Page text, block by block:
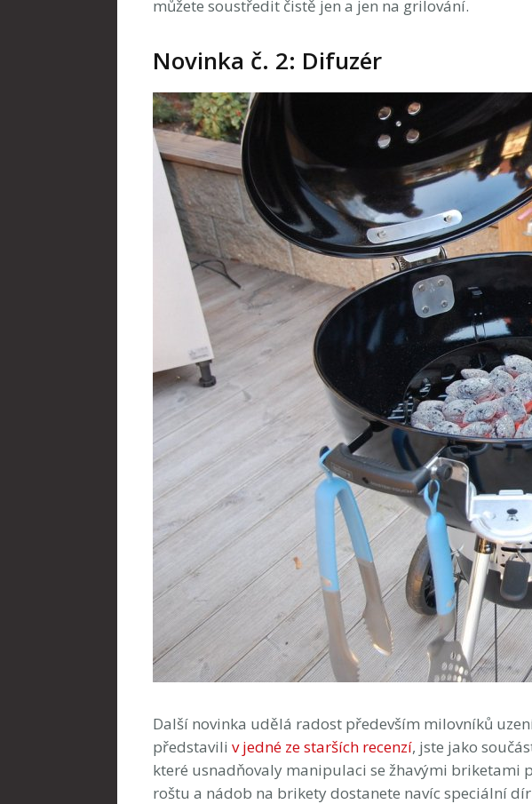
můžete soustředit čistě jen a jen na grilování.
Novinka č. 2: Difuzér
Další novinka udělá radost především milovníků
představili v jedné ze starších recenzí, jste jako
které usnadňovaly manipulaci se žhavými
roštu a nádob na brikety dostanete navíc speciální